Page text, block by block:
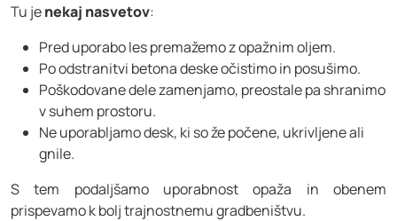
Tu jenekaj nasvetov:
Pred uporabo les premažemo z opažnim oljem.
Po odstranitvi betona deske očistimo in posušimo.
Poškodovane dele zamenjamo, preostale pa shranimo
v suhem prostoru.
Ne uporabljamo desk, ki so že počene, ukrivljene ali
gnile.
S tem podaljšamo uporabnost opaža in obenem
prispevamo k bolj trajnostnemu gradbeništvu.